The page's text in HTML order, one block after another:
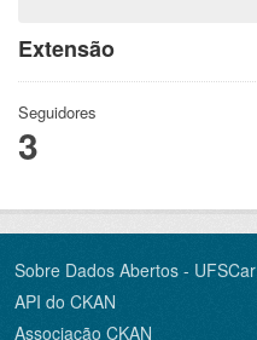
Extensão
Seguidores
3
Sobre Dados Abertos - UFSCar
API do CKAN
Associação CKAN